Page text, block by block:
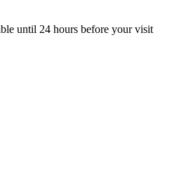
until 24 hours before your visit